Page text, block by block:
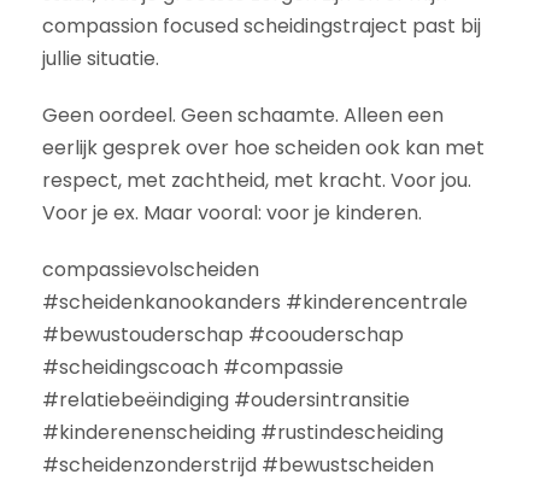
compassion focused scheidingstraject past bij
jullie situatie.
Geen oordeel. Geen schaamte. Alleen een
eerlijk gesprek over hoe scheiden ook kan met
respect, met zachtheid, met kracht. Voor jou.
Voor je ex. Maar vooral: voor je kinderen.
compassievolscheiden
#scheidenkanookanders #kinderencentrale
#bewustouderschap #coouderschap
#scheidingscoach #compassie
#relatiebeëindiging #oudersintransitie
#kinderenenscheiding #rustindescheiding
#scheidenzonderstrijd #bewustscheiden